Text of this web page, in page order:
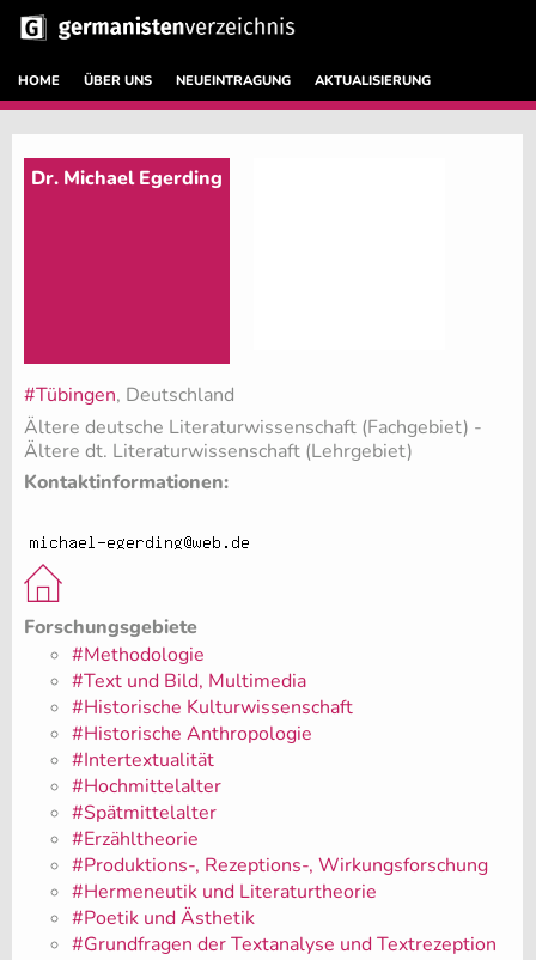
HOME ÜBER UNS NEUEINTRAGUNG AKTUALISIERUNG
Dr. Michael Egerding
#Tübingen, Deutschland
Ältere deutsche Literaturwissenschaft (Fachgebiet) -
Ältere dt. Literaturwissenschaft (Lehrgebiet)
Kontaktinformationen:
Forschungsgebiete
#Methodologie
#Text und Bild, Multimedia
#Historische Kulturwissenschaft
#Historische Anthropologie
#Intertextualität
#Hochmittelalter
#Spätmittelalter
#Erzähltheorie
#Produktions-, Rezeptions-, Wirkungsforschung
#Hermeneutik und Literaturtheorie
#Poetik und Ästhetik
#Grundfragen der Textanalyse und Textrezeption